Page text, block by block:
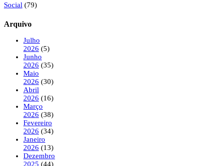
Social (79)
Arquivo
Julho
2026 (5)
Junho
2026 (35)
Maio
2026 (30)
Abril
2026 (16)
Março
2026 (38)
Fevereiro
2026 (34)
Janeiro
2026 (13)
Dezembro
2025 (44)